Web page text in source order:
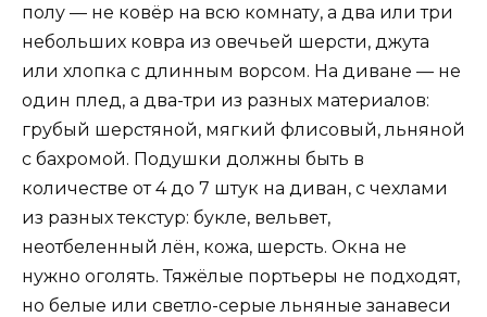
полу — не ковёр на всю комнату, а два или три
небольших ковра из овечьей шерсти, джута
или хлопка с длинным ворсом. На диване — не
один плед, а два-три из разных материалов:
грубый шерстяной, мягкий флисовый, льняной
с бахромой. Подушки должны быть в
количестве от 4 до 7 штук на диван, с чехлами
из разных текстур: букле, вельвет,
неотбеленный лён, кожа, шерсть. Окна не
нужно оголять. Тяжёлые портьеры не подходят,
но белые или светло-серые льняные занавеси